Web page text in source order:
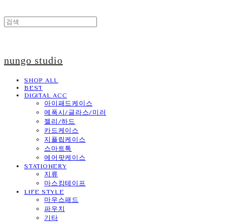
nungo studio
SHOP ALL
BEST
DIGITAL ACC
아이패드케이스
에폭시/글라스/미러
젤리/하드
카드케이스
지플립케이스
스마트톡
에어팟케이스
STATIONERY
지류
마스킹테이프
LIFE STYLE
마우스패드
파우치
기타